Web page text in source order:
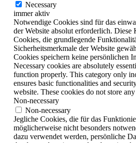
Necessary
immer aktiv
Notwendige Cookies sind für das
der Website absolut erforderlich. Diese
Cookies, die grundlegende
Sicherheitsmerkmale der Website
Cookies speichern keine persönlichen
Necessary cookies are absolutely
function properly. This category only
ensures basic functionalities and
website. These cookies do not store
Non-necessary
Non-necessary
Jegliche Cookies, die für das
möglicherweise nicht besonders
dazu verwendet werden, persönliche